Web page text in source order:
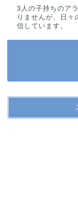
3人の子持ちのア
りませんが、日々
信しています。